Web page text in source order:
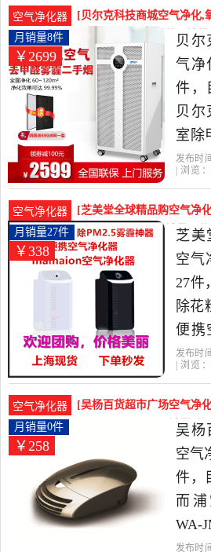
电器
气净
发货
空气净化器
[贝尔克科技商城空气净化,
用卧室除甲醛雾霾花月销
￥2699
月销量8件
贝尔
气净
件，
贝尔
室除
吧工
电器
气净
发货
发布时
| 浏览：
空气净化器
[芝美堂全球精品购空气净
mamaion便携空月销量27
￥338
月销量27件
芝美
空气
27件
除花
便携
菌
活电
空气
货。
发布时
| 浏览：
空气净化器
[吴杨百货超市广场空气净
车载型WA-JM50月销量0件
￥258
月销量0件
吴杨
空气
件，
而
WA-
杨百
发布时